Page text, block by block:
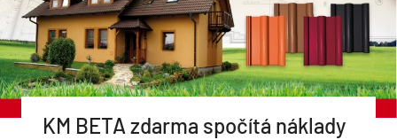
KM BETA zdarma spočítá náklady